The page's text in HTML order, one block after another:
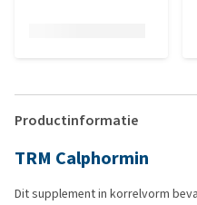
Productinformatie
TRM Calphormin
Dit supplement in korrelvorm